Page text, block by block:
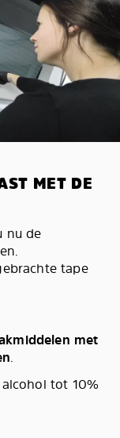
MET DE
nu de
tape
met
.
tot 10%